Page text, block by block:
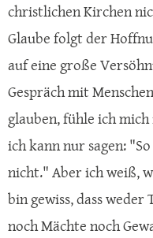
christlichen Kirchen
Glaube folgt der
auf eine große
Gespräch mit
glauben, fühle ich
ich kann nur sagen:
nicht." Aber ich weiß,
bin gewiss, dass weder
noch Mächte noch